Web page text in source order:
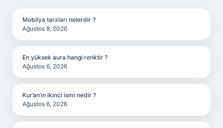
Mobilya tarzları nelerdir ?
Ağustos 8, 2026
En yüksek aura hangi renktir ?
Ağustos 6, 2026
Kur’an’ın ikinci ismi nedir ?
Ağustos 6, 2026